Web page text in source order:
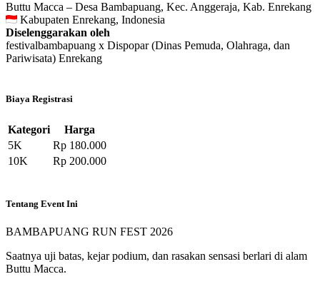
Buttu Macca – Desa Bambapuang, Kec. Anggeraja, Kab. Enrekang
Kabupaten Enrekang, Indonesia
Diselenggarakan oleh
festivalbambapuang x Dispopar (Dinas Pemuda, Olahraga, dan
Pariwisata) Enrekang
Biaya Registrasi
Kategori
Harga
5K
Rp 180.000
10K
Rp 200.000
Tentang Event Ini
BAMBAPUANG RUN FEST 2026
Saatnya uji batas, kejar podium, dan rasakan sensasi berlari di alam
Buttu Macca.